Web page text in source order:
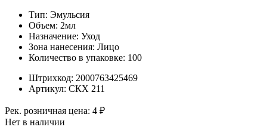
Тип: Эмульсия
Объем: 2мл
Назначение: Уход
Зона нанесения: Лицо
Количество в упаковке: 100
Штрихкод: 2000763425469
Артикул: СКХ 211
Рек. розничная цена: 4 ₽
Нет в наличии